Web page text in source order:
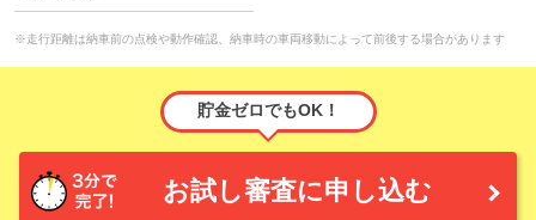
※走行距離は納車前の点検や動作確認、納車時の車両移動によって前後する場合があります
貯金ゼロでもOK！
お試し審査に申し込む